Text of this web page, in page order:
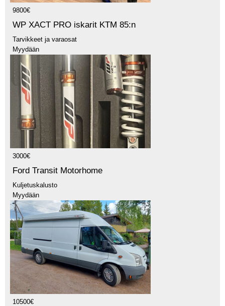
9800€
WP XACT PRO iskarit KTM 85:n
Tarvikkeet ja varaosat
Myydään
3000€
Ford Transit Motorhome
Kuljetuskalusto
Myydään
10500€